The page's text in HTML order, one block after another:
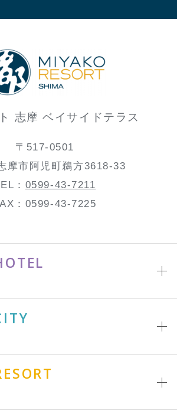
志摩 ベイサイドテラス
〒517-0501
摩市阿児町鵜方3618-33
： 0599-43-7211
：0599-43-7225